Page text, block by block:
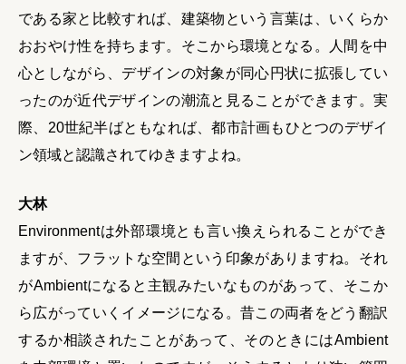
である家と比較すれば、建築物という言葉は、いくらか
おおやけ性を持ちます。そこから環境となる。人間を中
心としながら、デザインの対象が同心円状に拡張してい
ったのが近代デザインの潮流と見ることができます。実
際、20世紀半ばともなれば、都市計画もひとつのデザイ
ン領域と認識されてゆきますよね。
大林
Environmentは外部環境とも言い換えられることができ
ますが、フラットな空間という印象がありますね。それ
がAmbientになると主観みたいなものがあって、そこか
ら広がっていくイメージになる。昔この両者をどう翻訳
するか相談されたことがあって、そのときにはAmbient